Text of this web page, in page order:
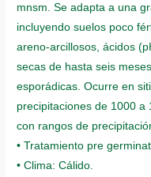
mnsm. Se adapta a una
incluyendo suelos poco
areno-arcillosos, ácidos
secas de hasta seis
esporádicas. Ocurre en
precipitaciones de 1000 a
con rangos de
• Tratamiento pre
• Clima: Cálido.